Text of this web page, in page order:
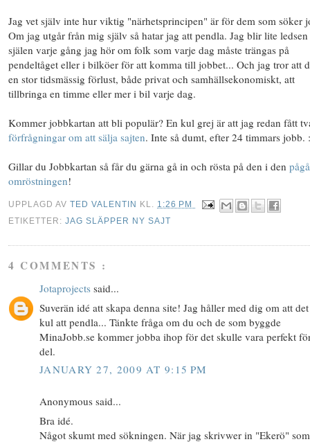
Jag vet själv inte hur viktig "närhetsprincipen" är för dem som söker
Om jag utgår från mig själv så hatar jag att pendla. Jag blir lite
själen varje gång jag hör om folk som varje dag måste trängas på
pendeltåget eller i bilköer för att komma till jobbet... Och jag tror att
en stor tidsmässig förlust, både privat och samhällsekonomiskt, att
tillbringa en timme eller mer i bil varje dag.
Kommer jobbkartan att bli populär? En kul grej är att jag redan fått
förfrågningar om att sälja sajten. Inte så dumt, efter 24 timmars jobb.
Gillar du Jobbkartan så får du gärna gå in och rösta på den i den
omröstningen!
UPPLAGD AVTED VALENTIN KL. 1:26 PM
ETIKETTER:JAG SLÄPPER NY SAJT
4 COMMENTS :
Jotaprojects said...
Suverän idé att skapa denna site! Jag håller med dig om att
kul att pendla... Tänkte fråga om du och de som byggde
MinaJobb.se kommer jobba ihop för det skulle vara perfekt
del.
JANUARY 27, 2009 AT 9:15 PM
Anonymous said...
Bra idé.
Något skumt med sökningen. När jag skrivwer in "Ekerö" som